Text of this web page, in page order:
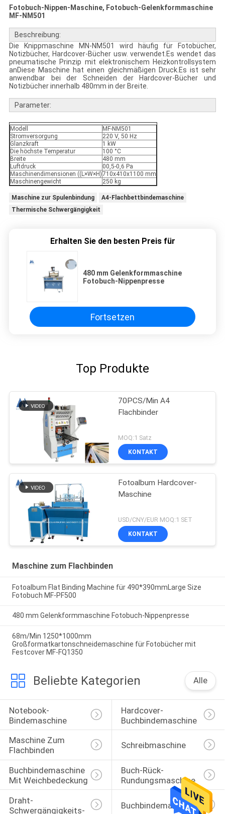
Fotobuch-Nippen-Maschine, Fotobuch-Gelenkformmaschine
MF-NM501
Beschreibung:
Die Knippmaschine MN-NM501 wird häufig für Fotobücher,
Notizbücher, Hardcover-Bücher usw. verwendet.Es wendet das
pneumatische Prinzip mit elektronischem Heizkontrollsystem
anDiese Maschine hat einen gleichmäßigen Druck.Es ist sehr
anwendbar bei der Schneiden der Hardcover-Bücher und
Notizbücher innerhalb 480mm in der Breite.
Parameter:
Modell
MF-NM501
Stromversorgung
220 V, 50 Hz
Glanzkraft
1 kW
Die höchste Temperatur
100 °C
Breite
480 mm
Luftdruck
00,5-0,6 Pa
Maschinendimensionen ((L×W×H)710x410x1100 mm
Maschinengewicht
250 kg
Maschine zur Spulenbindung
A4-Flachbettbindemaschine
Thermische Schwergängigkeit
Erhalten Sie den besten Preis für
480 mm Gelenkformmaschine
Fotobuch-Nippenpresse
Fortsetzen
Top Produkte
70PCS/Min A4
Flachbinder
MOQ:1 Satz
KONTAKT
Fotoalbum Hardcover-
Maschine
USD/CNY/EUR MOQ:1 SET
KONTAKT
Maschine zum Flachbinden
Fotoalbum Flat Binding Machine für 490*390mmLarge Size
Fotobuch MF-PF500
480 mm Gelenkformmaschine Fotobuch-Nippenpresse
68m/Min 1250*1000mm
Großformatkartonschneidemaschine für Fotobücher mit
Festcover MF-FQ1350
Beliebte Kategorien Alle
Notebook-
Bindemaschine
Hardcover-
Buchbindemaschine
Maschine Zum
Flachbinden
Schreibmaschine
Buchbindemaschine
Mit Weichbedeckung
Buch-Rück-
Rundungsmaschine
Draht-
Schwergängigkeits-
Buchbindemaschine